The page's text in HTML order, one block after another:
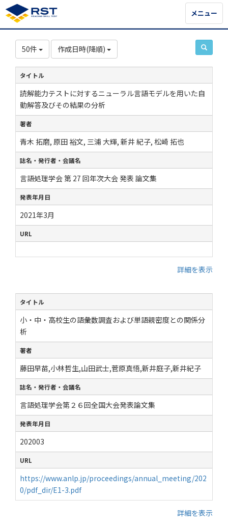
メニュー
メニュー
50件 作成日時(降順)
タイトル
読解能力テストに対するニューラル言語モデルを用いた自
動解答及びその結果の分析
著者
青木 拓磨, 原田 裕文, 三浦 大輝, 新井 紀子, 松崎 拓也
誌名・発行者・会議名
言語処理学会 第 27 回年次大会 発表 論文集
発表年月日
2021年3月
URL
詳細を表示
タイトル
小・中・高校生の語彙数調査および単語親密度との関係分
析
著者
藤田早苗,小林哲生,山田武士,菅原真悟,新井庭子,新井紀子
誌名・発行者・会議名
言語処理学会第２６回全国大会発表論文集
発表年月日
202003
URL
https://www.anlp.jp/proceedings/annual_meeting/202
0/pdf_dir/E1-3.pdf
詳細を表示